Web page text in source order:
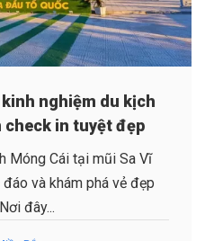
nghiệm du kịch
check in tuyệt đẹp
Móng Cái tại mũi Sa Vĩ
và khám phá vẻ đẹp
đây...